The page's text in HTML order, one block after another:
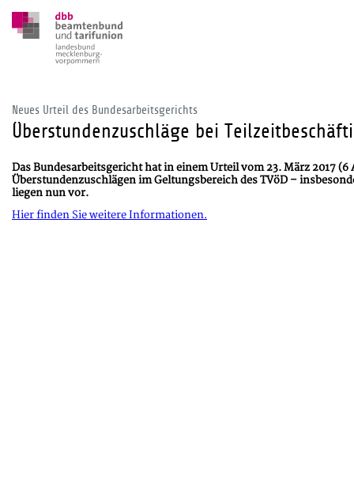
Neues Urteil des Bundesarbeitsgerichts
Überstundenzuschläge bei
Das Bundesarbeitsgericht hat in einem Urteil vom 23. März 2017
Überstundenzuschlägen im Geltungsbereich des TVöD –
liegen nun vor.
Hier finden Sie weitere Informationen.